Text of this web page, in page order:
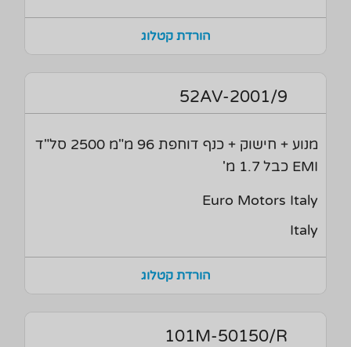
הורדת קטלוג
52AV-2001/9
מנוע + חישוק + כנף דוחפת 96 מ"מ 2500 סל"ד
EMI כבל 1.7 מ'
Euro Motors Italy
Italy
הורדת קטלוג
101M-50150/R